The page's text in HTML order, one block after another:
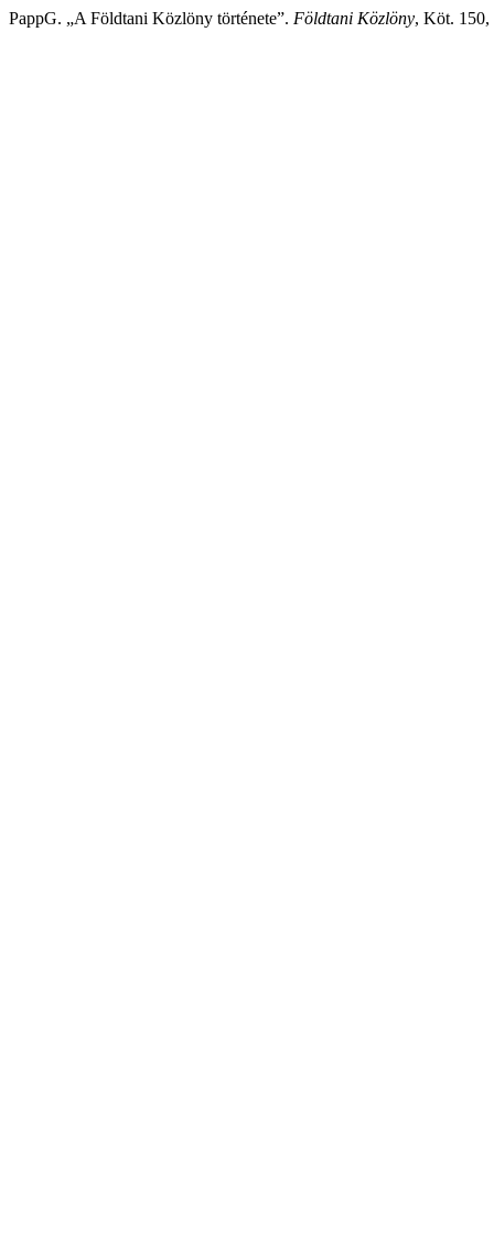
PappG. „A Földtani Közlöny története”. Földtani Közlöny, Köt. 150,